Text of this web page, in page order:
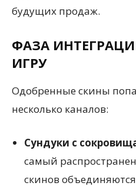
будущих продаж.
ФАЗА
ИГРУ
Одобренные скины
несколько каналов:
Сундуки с
самый
скинов